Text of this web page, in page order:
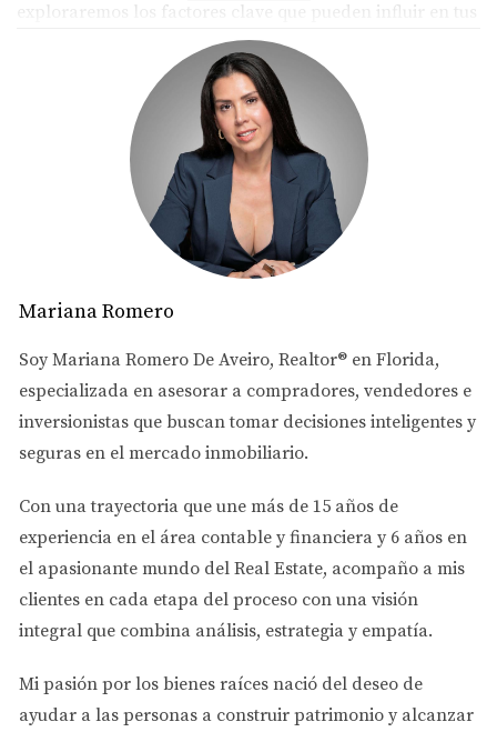
exploraremos los factores clave que pueden influir en tus
¿Cómo se calcula el retorno de
inversión?
Calcular el retorno de inversión en alquileres implica una
fórmula sencilla pero efectiva. El ROI se expresa
generalmente como un porcentaje y se calcula utilizando
la siguiente fórmula:
ROI = (Ingreso neto anual / Costo total de la
inversión) x 100
Para obtener el ingreso neto anual, debes restar todos
los gastos operativos (mantenimiento, impuestos, seguros
propiedad genera $24,000 al año en alquiler y tus gastos
anuales son $6,000, tu ingreso neto sería $18,000. Si
compraste la propiedad por $300,000, el cálculo sería:
ROI = ($18,000 / $300,000) x 100 = 6%
Este 6% es un indicador valioso que te permite evaluar si
la propiedad es una buena inversión.
Mariana Romero
Soy Mariana Romero De Aveiro, Realtor® en Florida,
especializada en asesorar a compradores, vendedores e
inversionistas que buscan tomar decisiones inteligentes y
seguras en el mercado inmobiliario.
Con una trayectoria que une más de 15 años de
experiencia en el área contable y financiera y 6 años en
el apasionante mundo del Real Estate, acompaño a mis
clientes en cada etapa del proceso con una visión
integral que combina análisis, estrategia y empatía.
Mi pasión por los bienes raíces nació del deseo de
ayudar a las personas a construir patrimonio y alcanzar